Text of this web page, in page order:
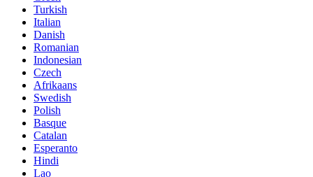
Turkish
Italian
Danish
Romanian
Indonesian
Czech
Afrikaans
Swedish
Polish
Basque
Catalan
Esperanto
Hindi
Lao